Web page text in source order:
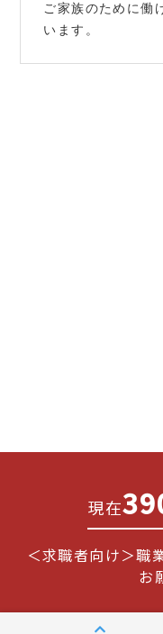
ご家族のために働
います。
現在
＜求職者向け＞職
お